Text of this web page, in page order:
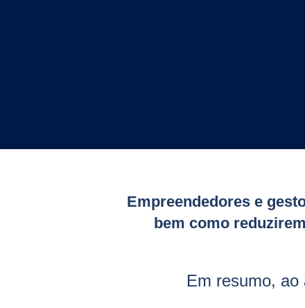
Empreendedores e
bem como
Em resumo, ao